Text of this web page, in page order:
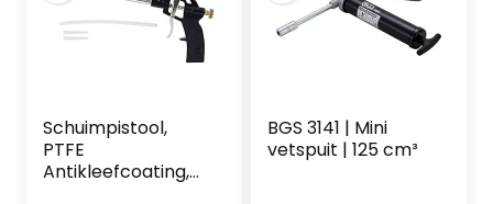
Schuimpistool,
PTFE
Antikleefcoating,
BGS 3141 | Mini
vetspuit | 125 cm³